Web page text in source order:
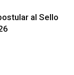
al Sello